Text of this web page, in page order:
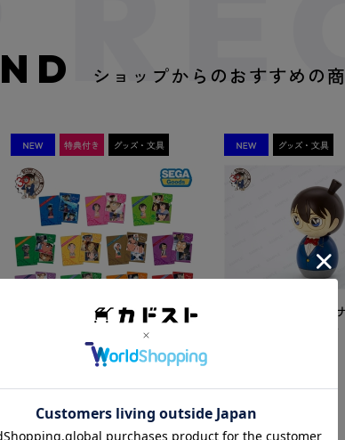
ショップからのおすすめの
ナン TVアニメ「名探偵コナン」
30周年記念クリアファイル Vol.2
【1BOX】
8,250
【再販】「名探偵コ
こけし 江戸川コナン